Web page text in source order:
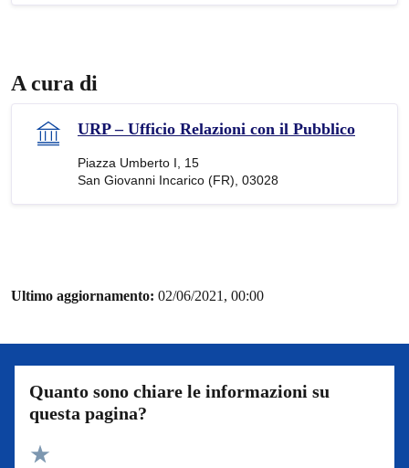
A cura di
URP – Ufficio Relazioni con il Pubblico
Piazza Umberto I, 15
San Giovanni Incarico (FR), 03028
Ultimo aggiornamento: 02/06/2021, 00:00
Quanto sono chiare le informazioni su
questa pagina?